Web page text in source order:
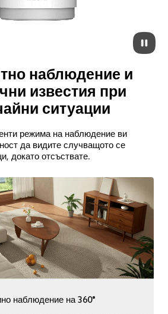
наблюдение и
известия при
ситуации
режима на наблюдение ви
да видите случващото се
докато отсъствате.
наблюдение на 360°